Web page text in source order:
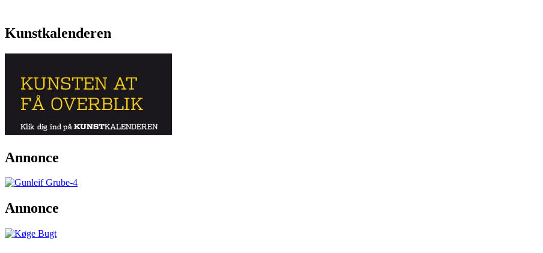
Kunstkalenderen
Annonce
Annonce